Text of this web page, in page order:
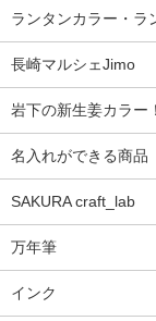
ランタンカラー・ラ
長崎マルシェJimo
岩下の新生姜カラー
名入れができる商品
SAKURA craft_lab
万年筆
インク